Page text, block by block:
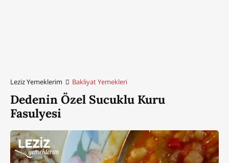
Leziz Yemeklerim Bakliyat Yemekleri
Dedenin Özel Sucuklu Kuru
Fasulyesi